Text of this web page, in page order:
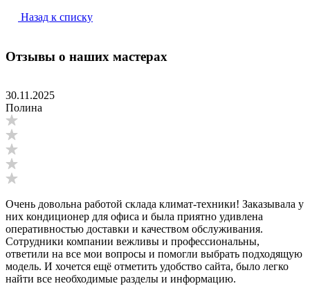
Назад к списку
Отзывы о наших мастерах
30.11.2025
Полина
Очень довольна работой склада климат-техники! Заказывала у
них кондиционер для офиса и была приятно удивлена
оперативностью доставки и качеством обслуживания.
Сотрудники компании вежливы и профессиональны,
ответили на все мои вопросы и помогли выбрать подходящую
модель. И хочется ещё отметить удобство сайта, было легко
найти все необходимые разделы и информацию.